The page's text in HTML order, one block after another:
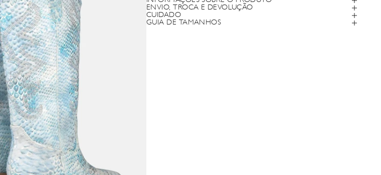
ENVIO, TROCA E DEVOLUÇÃO
CUIDADO
GUIA DE TAMANHOS